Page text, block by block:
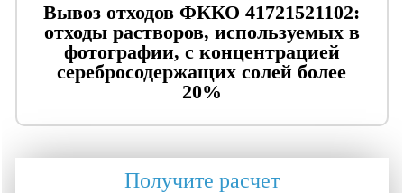
Вывоз отходов ФККО 41721521102:
отходы растворов, используемых в
фотографии, с концентрацией
серебросодержащих солей более
20%
Получите расчет